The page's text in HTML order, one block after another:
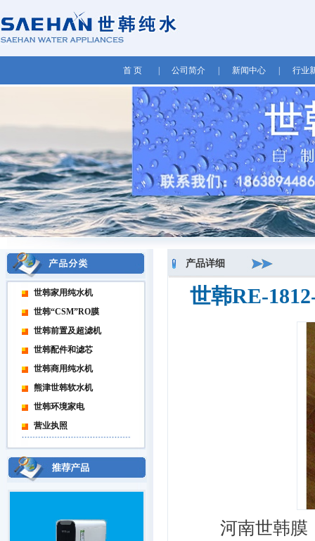
首 页 公司简介 新闻中心 行业
世韩家用纯水机
世韩“CSM”RO膜
世韩前置及超滤机
世韩配件和滤芯
世韩商用纯水机
熊津世韩软水机
世韩环境家电
营业执照
产品详细
世韩RE-
河南世韩